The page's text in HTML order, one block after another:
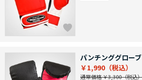
パンチンググローブ
￥1,990
通常価格 ￥3,300